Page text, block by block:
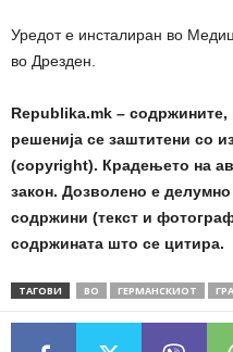
Уредот е инсталиран во
во Дрезден.
Republika.mk – содржините,
решенија се заштитени со
(copyright). Крадењето на
закон. Дозволено е
содржини (текст и
содржината што се цитира.
ТАГОВИ ВО ГЕРМАНСКИОТ